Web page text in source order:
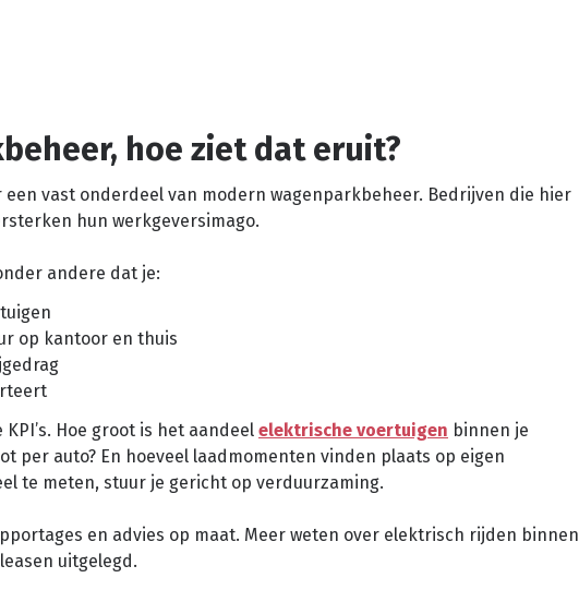
hoe ziet dat eruit?
vast onderdeel van modern wagenparkbeheer. Bedrijven die hier
hun werkgeversimago.
andere dat je:
op kantoor en thuis
Hoe groot is het aandeel elektrische voertuigen binnen je
per auto? En hoeveel laadmomenten vinden plaats op eigen
te meten, stuur je gericht op verduurzaming.
en advies op maat. Meer weten over elektrisch rijden binnen
uitgelegd.